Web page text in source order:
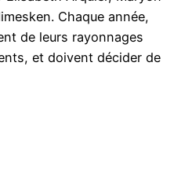
Chaque année,
de leurs rayonnages
et doivent décider de